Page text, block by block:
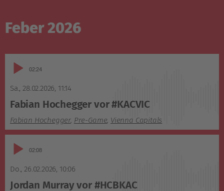
Feber 2026
Audio-02:24
Sa., 28.02.2026, 11:14
Fabian Hochegger vor #KACVIC
Fabian Hochegger, Pre-Game, Vienna Capitals
Audio-02:08
Do., 26.02.2026, 10:06
Jordan Murray vor #HCBKAC